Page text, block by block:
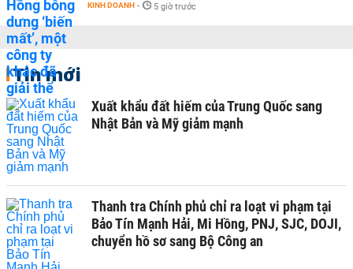
KINH DOANH - 5 giờ trước
Tin mới
Xuất khẩu đất hiếm của Trung Quốc sang
Nhật Bản và Mỹ giảm mạnh
Thanh tra Chính phủ chỉ ra loạt vi phạm tại
Bảo Tín Mạnh Hải, Mi Hồng, PNJ, SJC, DOJI,
chuyển hồ sơ sang Bộ Công an